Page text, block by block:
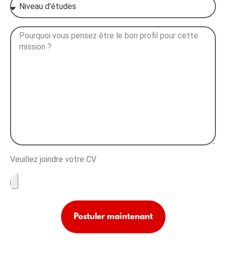
Veuillez joindre votre CV
Postuler maintenant